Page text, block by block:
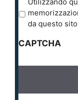
r
a
y
da questo
CAPTCHA